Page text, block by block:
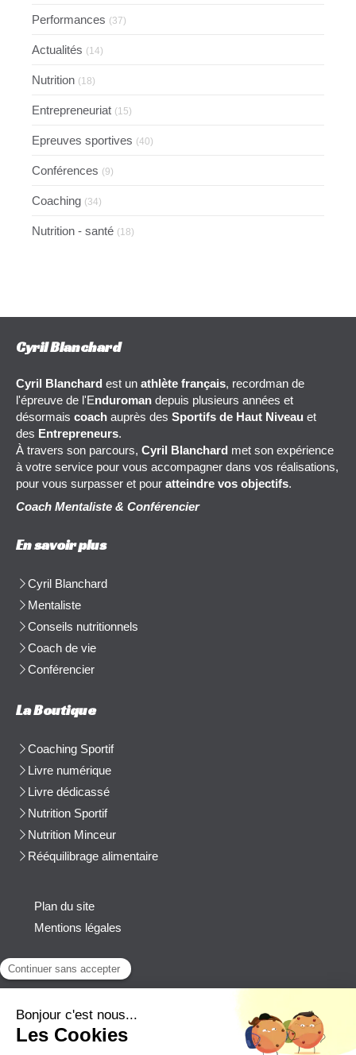
Performances (37)
Actualités (14)
Nutrition (18)
Entrepreneuriat (15)
Epreuves sportives (40)
Conférences (9)
Coaching (34)
Nutrition - santé (18)
Cyril Blanchard
Cyril Blanchard est un athlète français, recordman de
l'épreuve de l'Enduroman depuis plusieurs années et
désormais coach auprès des Sportifs de Haut Niveau et
des Entrepreneurs.
À travers son parcours, Cyril Blanchard met son expérience
à votre service pour vous accompagner dans vos réalisations,
pour vous surpasser et pour atteindre vos objectifs.
Coach Mentaliste & Conférencier
En savoir plus
Cyril Blanchard
Mentaliste
Conseils nutritionnels
Coach de vie
Conférencier
La Boutique
Coaching Sportif
Livre numérique
Livre dédicassé
Nutrition Sportif
Nutrition Minceur
Rééquilibrage alimentaire
Plan du site
Mentions légales
Contact
cblanchard@beep-consulting.com